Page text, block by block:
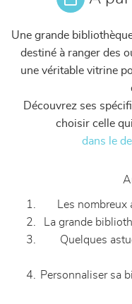
Une grande
destiné à ranger des
une véritable vitrine
Découvrez ses
choisir celle
dans le
Les
La grande
Quelques
Personnaliser sa